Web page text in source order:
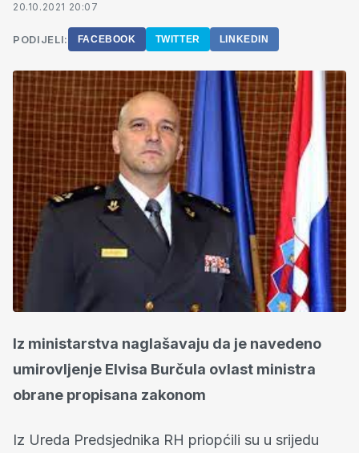
20.10.2021 20:07
PODIJELI: FACEBOOK TWITTER LINKEDIN
Iz ministarstva naglašavaju da je navedeno
umirovljenje Elvisa Burčula ovlast ministra
obrane propisana zakonom
Iz Ureda Predsjednika RH priopćili su u srijedu